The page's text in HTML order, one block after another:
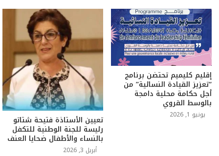
إقليم كليميم تحتضن برنامج
“تعزيز القيادة النسائية” من
أجل حكامة محلية دامجة
بالوسط القروي
يونيو 1, 2026 تعيين الأستاذة فتيحة شتاتو
رئيسة للجنة الوطنية للتكفل
بالنساء والأطفال ضحايا العنف
أبريل 3, 2026